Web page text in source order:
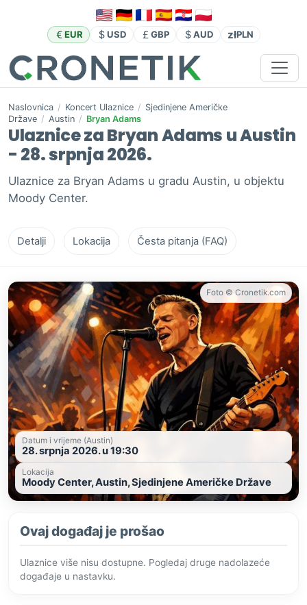
EUR USD GBP AUD złPLN
Naslovnica / Koncert Ulaznice / Sjedinjene Američke
Države / Austin / Bryan Adams
Ulaznice za Bryan Adams u Austin
- 28. srpnja 2026.
Ulaznice za Bryan Adams u gradu Austin, u objektu
Moody Center.
Detalji Lokacija Česta pitanja (FAQ)
Foto © Cronetik.com
Datum i vrijeme (Austin)
28. srpnja 2026. u 19:30
Lokacija
Moody Center, Austin, Sjedinjene Američke Države
Ovaj događaj je prošao
Ulaznice više nisu dostupne. Pogledaj druge nadolazeće
događaje u nastavku.